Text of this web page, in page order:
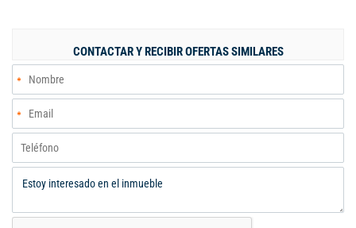
CONTACTAR Y RECIBIR OFERTAS SIMILARES